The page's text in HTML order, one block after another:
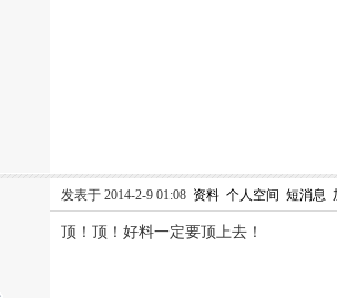
发表于 2014-2-9 01:08 资料 个人空间 短消息
顶！顶！好料一定要顶上去！